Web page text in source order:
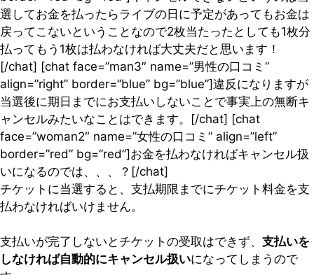
選してお金を払ったらライブの日に予定があってもお金は
戻ってこないということなので2枚当たったとしても1枚分
払ってもう1枚は払わなければ大丈夫だと思います！
[/chat] [chat face=”man3″ name=”男性の口コミ”
align=”right” border=”blue” bg=”blue”]違反になりますが
当選後に期日までにお支払いしないことで事実上の無断キ
ャンセルみたいなことはできます。[/chat] [chat
face=”woman2″ name=”女性の口コミ” align=”left”
border=”red” bg=”red”]お金を払わなければキャンセル扱
いになるのでは、、、？[/chat]
チケットに当選すると、支払期限までにチケット料金を支
払わなければいけません。
支払いが完了しないとチケットの受取はできず、 支払いを
しなければ自動的にキャンセル扱いになってしまうので